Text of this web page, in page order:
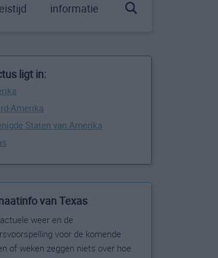
informatie
ligt in:
Amerika
Staten van Amerika
van Texas
weer en de
voor de komende
of weken zeggen niets over hoe